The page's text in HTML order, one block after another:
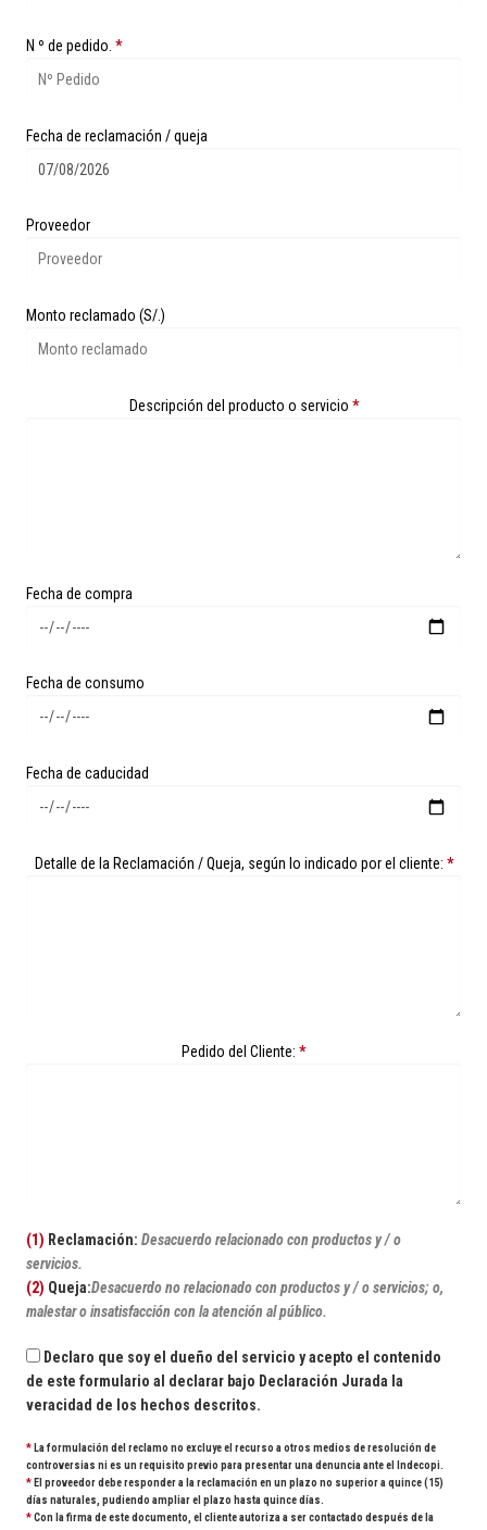
N º de pedido.*
Fecha de reclamación / queja
Proveedor
Monto reclamado (S/.)
Descripción del producto o servicio *
Fecha de compra
Fecha de consumo
Fecha de caducidad
Detalle de la Reclamación / Queja, según lo indicado por el cliente: *
Pedido del Cliente: *
(1) Reclamación: Desacuerdo relacionado con productos y / o
servicios.
(2) Queja:Desacuerdo no relacionado con productos y / o servicios; o,
malestar o insatisfacción con la atención al público.
Declaro que soy el dueño del servicio y acepto el contenido
de este formulario al declarar bajo Declaración Jurada la
veracidad de los hechos descritos.
* La formulación del reclamo no excluye el recurso a otros medios de resolución de
controversias ni es un requisito previo para presentar una denuncia ante el Indecopi.
* El proveedor debe responder a la reclamación en un plazo no superior a quince (15)
días naturales, pudiendo ampliar el plazo hasta quince días.
*Con la firma de este documento, el cliente autoriza a ser contactado después de la